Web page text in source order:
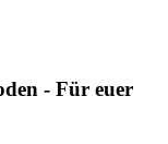
- Für euer